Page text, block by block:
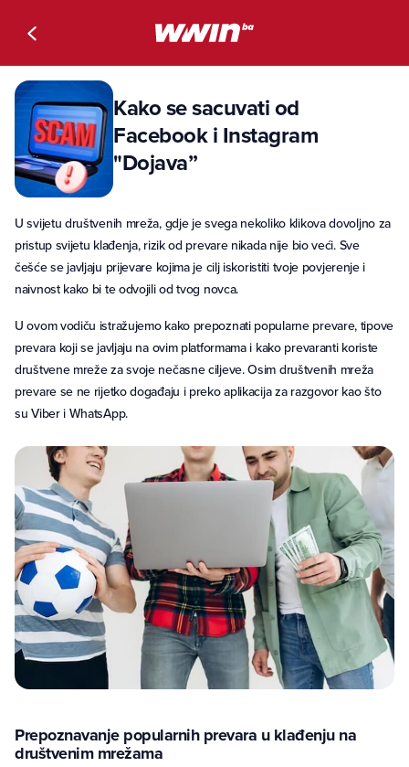
Kako se sacuvati od
Facebook i Instagram
"Dojava”
U svijetu društvenih mreža, gdje je svega nekoliko klikova dovoljno za
pristup svijetu klađenja, rizik od prevare nikada nije bio veći. Sve
češće se javljaju prijevare kojima je cilj iskoristiti tvoje povjerenje i
naivnost kako bi te odvojili od tvog novca.
U ovom vodiču istražujemo kako prepoznati popularne prevare, tipove
prevara koji se javljaju na ovim platformama i kako prevaranti koriste
društvene mreže za svoje nečasne ciljeve. Osim društvenih mreža
prevare se ne rijetko događaju i preko aplikacija za razgovor kao što
su Viber i WhatsApp.
Prepoznavanje popularnih prevara u klađenju na
društvenim mrežama